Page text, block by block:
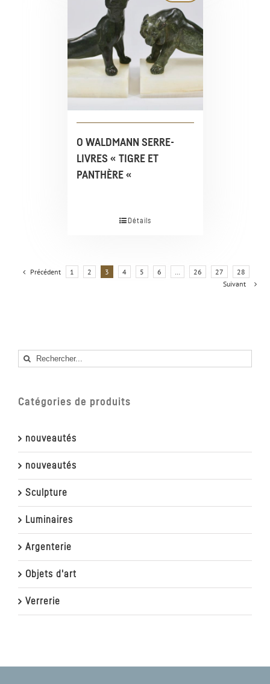
O WALDMANN SERRE-
LIVRES « TIGRE ET
PANTHÈRE «
Détails
Précédent 1 2 3 4 5 6 … 26 27
28
Suivant
Rechercher
Catégories de produits
nouveautés
nouveautés
Sculpture
Luminaires
Argenterie
Objets d'art
Verrerie